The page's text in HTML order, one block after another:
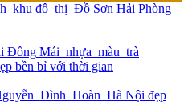
khu đô thị Đồ Sơn Hải Phòng
Mái nhựa màu trà
bền bỉ với thời gian
Đình Hoàn Hà Nội đẹp